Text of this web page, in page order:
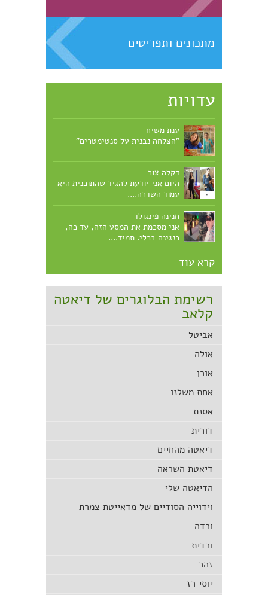
מתכונים ותפריטים
עדויות
ענת משיח
"הצלחה נבנית על סנטימטרים"
דקלה צור
היום אני יודעת להגיד שהתוכנית היא
עמוד השדרה....
חנינה פינגולד
אני מסכמת את המסע הזה, עד כה,
כנגינה בכלי. תמיד....
קרא עוד
רשימת הבלוגרים של דיאטה
קלאב
אביטל
אולה
אורן
אחת משלנו
אסנת
דורית
דיאטה מהחיים
דיאטת השראה
הדיאטה שלי
וידוייה הסודיים של מדאייטת צמרת
ורדה
ורדית
זהר
יוסי רז